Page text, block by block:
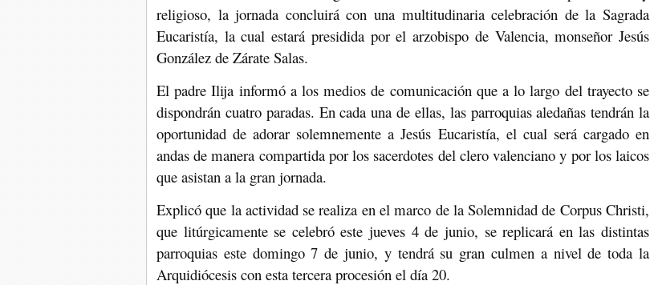
religioso, la jornada concluirá con una multitudinaria celebración de la Sagrada
Eucaristía, la cual estará presidida por el arzobispo de Valencia, monseñor Jesús
González de Zárate Salas.
El padre Ilija informó a los medios de comunicación que a lo largo del trayecto se
dispondrán cuatro paradas. En cada una de ellas, las parroquias aledañas tendrán la
oportunidad de adorar solemnemente a Jesús Eucaristía, el cual será cargado en
andas de manera compartida por los sacerdotes del clero valenciano y por los laicos
que asistan a la gran jornada.
Explicó que la actividad se realiza en el marco de la Solemnidad de Corpus Christi,
que litúrgicamente se celebró este jueves 4 de junio, se replicará en las distintas
parroquias este domingo 7 de junio, y tendrá su gran culmen a nivel de toda la
Arquidiócesis con esta tercera procesión el día 20.